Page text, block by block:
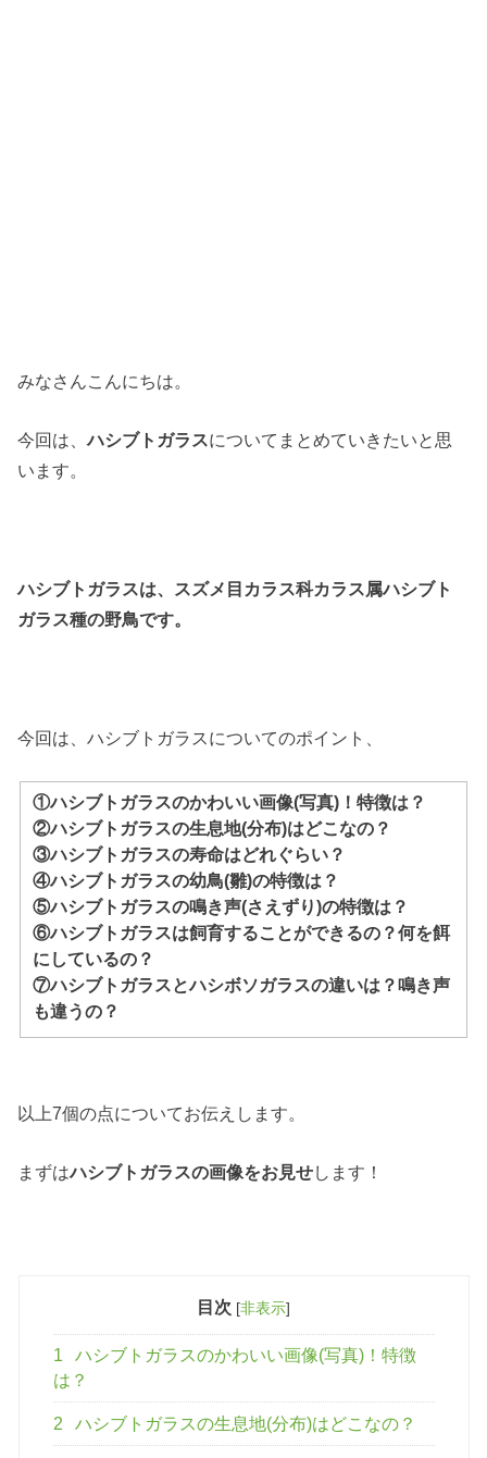
みなさんこんにちは。
今回は、ハシブトガラスについてまとめていきたいと思
います。
ハシブトガラスは、スズメ目カラス科カラス属ハシブト
ガラス種の野鳥です。
今回は、ハシブトガラスについてのポイント、
①ハシブトガラスのかわいい画像(写真)！特徴は？
②ハシブトガラスの生息地(分布)はどこなの？
③ハシブトガラスの寿命はどれぐらい？
④ハシブトガラスの幼鳥(雛)の特徴は？
⑤ハシブトガラスの鳴き声(さえずり)の特徴は？
⑥ハシブトガラスは飼育することができるの？何を餌
にしているの？
⑦ハシブトガラスとハシボソガラスの違いは？鳴き声
も違うの？
以上7個の点についてお伝えします。
まずはハシブトガラスの画像をお見せします！
目次 [非表示]
1
ハシブトガラスのかわいい画像(写真)！特徴
は？
2 ハシブトガラスの生息地(分布)はどこなの？